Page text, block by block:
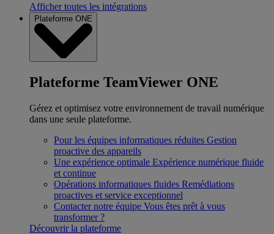
Afficher toutes les intégrations
Plateforme ONE
Plateforme TeamViewer ONE
Gérez et optimisez votre environnement de travail numérique
dans une seule plateforme.
Pour les équipes informatiques réduites Gestion
proactive des appareils
Une expérience optimale Expérience numérique fluide
et continue
Opérations informatiques fluides Remédiations
proactives et service exceptionnel
Contacter notre équipe Vous êtes prêt à vous
transformer ?
Découvrir la plateforme